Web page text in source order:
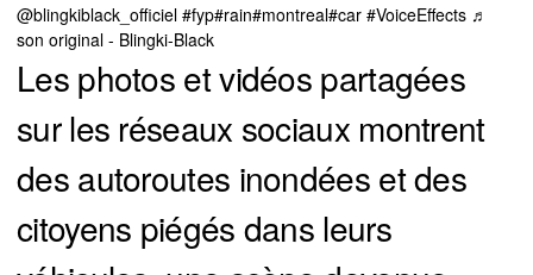
@blingkiblack_officiel #fyp#rain#montreal#car #VoiceEffects ♬
son original - Blingki-Black
Les photos et vidéos partagées
sur les réseaux sociaux montrent
des autoroutes inondées et des
citoyens piégés dans leurs